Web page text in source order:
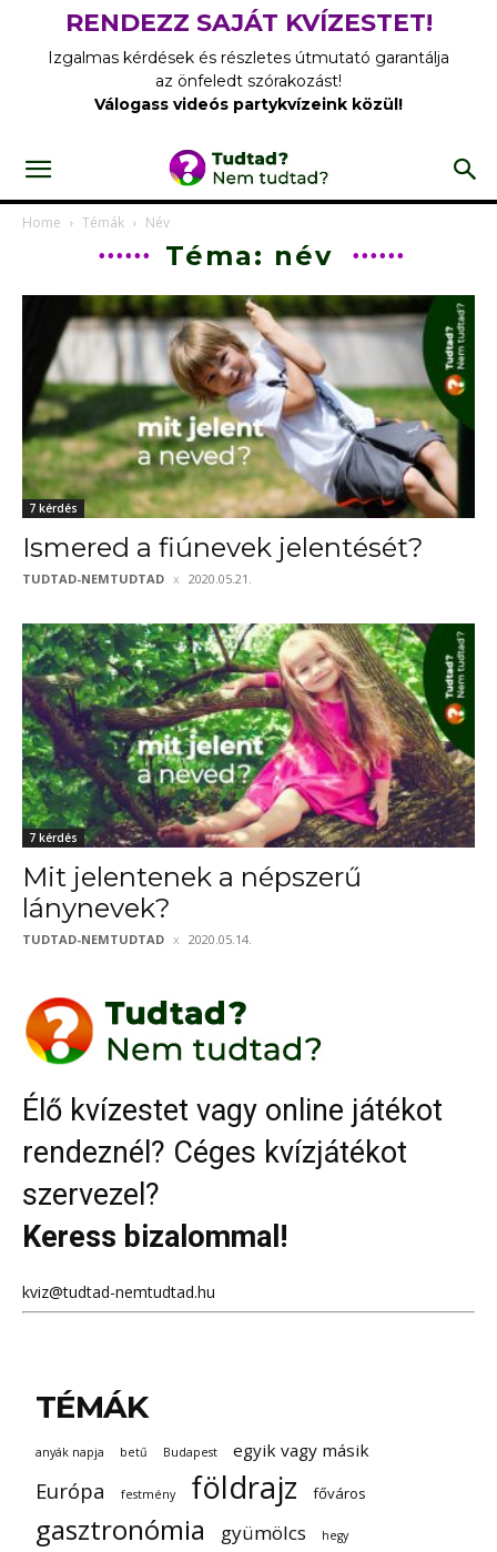
RENDEZZ SAJÁT KVÍZESTET!
Izgalmas kérdések és részletes útmutató garantálja
az önfeledt szórakozást!
Válogass videós partykvízeink közül!
Home Témák Név
Téma: név
7 kérdés
Ismered a fiúnevek jelentését?
TUDTAD-NEMTUDTAD 2020.05.21.
7 kérdés
Mit jelentenek a népszerű
lánynevek?
TUDTAD-NEMTUDTAD 2020.05.14.
Élő kvízestet vagy online játékot
rendeznél? Céges kvízjátékot
szervezel?
Keress bizalommal!
kviz@tudtad-nemtudtad.hu
TÉMÁK
anyák napja betű Budapest egyik vagy másik
Európa festmény földrajz főváros
gasztronómia gyümölcs hegy